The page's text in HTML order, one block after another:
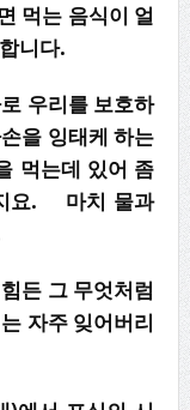
먹는 음식이 얼
니다.
우리를 보호하
을 잉태케 하는
먹는데 있어 좀
요. 마치 물과
든 그 무엇처럼
자주 잊어버리